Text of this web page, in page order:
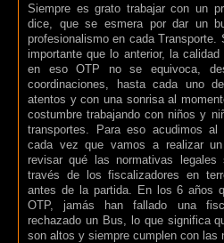
Siempre es grato trabajar con un
dice, que se esmera por dar un
profesionalismo en cada
importante que lo anterior, la
en eso OTP no se equivoca,
coordinaciones, hasta cada uno
atentos y con una sonrisa al
costumbre trabajando con niños y
transportes. Para eso acudimos
cada vez que vamos a realizar
revisar qué las normativas
través de los fiscalizadores en
antes de la partida. En los 6 años
OTP, jamás han fallado una
rechazado un Bus, lo que significa
son altos y siempre cumplen con las